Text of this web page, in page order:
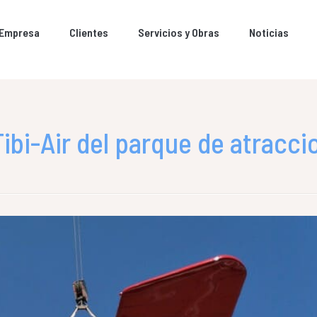
Clientes Servicios y Obras Noticias
Air del parque de